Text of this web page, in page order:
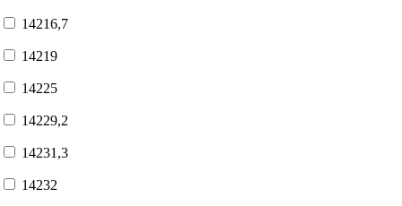
14216,7
14219
14225
14229,2
14231,3
14232